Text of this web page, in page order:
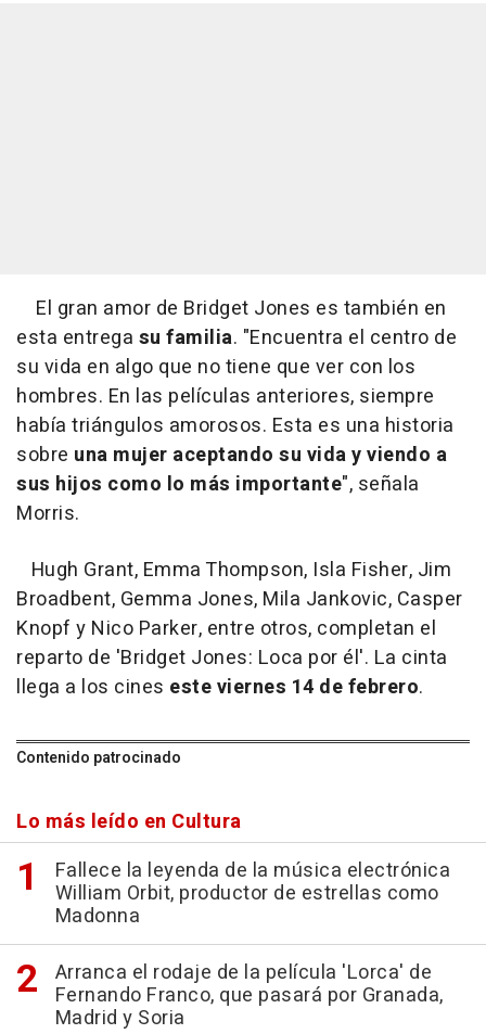
El gran amor de Bridget Jones es también en
esta entrega su familia. "Encuentra el centro de
su vida en algo que no tiene que ver con los
hombres. En las películas anteriores, siempre
había triángulos amorosos. Esta es una historia
sobre una mujer aceptando su vida y viendo a
sus hijos como lo más importante", señala
Morris.
Hugh Grant, Emma Thompson, Isla Fisher, Jim
Broadbent, Gemma Jones, Mila Jankovic, Casper
Knopf y Nico Parker, entre otros, completan el
reparto de 'Bridget Jones: Loca por él'. La cinta
llega a los cines este viernes 14 de febrero.
Contenido patrocinado
Lo más leído en Cultura
Fallece la leyenda de la música electrónica
William Orbit, productor de estrellas como
Madonna
Arranca el rodaje de la película 'Lorca' de
Fernando Franco, que pasará por Granada,
Madrid y Soria